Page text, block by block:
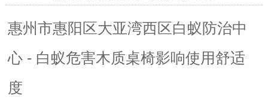
惠州市惠阳区大亚湾西区白蚁防治中
心 - 白蚁危害木质桌椅影响使用舒适
度